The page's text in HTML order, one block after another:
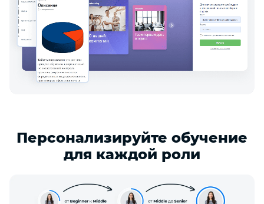
Персонализируйте обучение
для каждой роли